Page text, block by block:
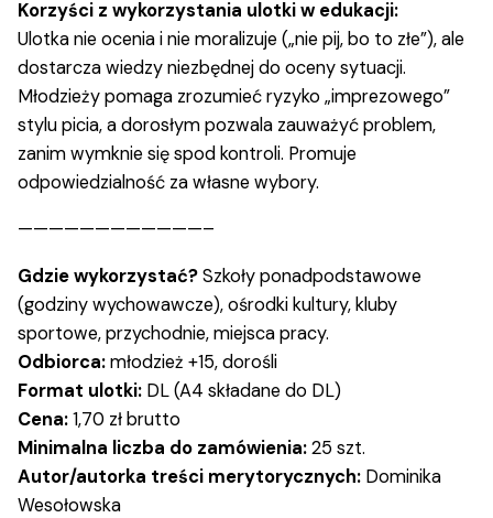
Korzyści z wykorzystania ulotki w edukacji:
Ulotka nie ocenia i nie moralizuje („nie pij, bo to złe”), ale
dostarcza wiedzy niezbędnej do oceny sytuacji.
Młodzieży pomaga zrozumieć ryzyko „imprezowego”
stylu picia, a dorosłym pozwala zauważyć problem,
zanim wymknie się spod kontroli. Promuje
odpowiedzialność za własne wybory.
————————————–
Gdzie wykorzystać?Szkoły ponadpodstawowe
(godziny wychowawcze), ośrodki kultury, kluby
sportowe, przychodnie, miejsca pracy.
Odbiorca:młodzież +15, dorośli
Format ulotki: DL (A4 składane do DL)
Cena:1,70 zł brutto
Minimalna liczba do zamówienia:25 szt.
Autor/autorka treści merytorycznych: Dominika
Wesołowska